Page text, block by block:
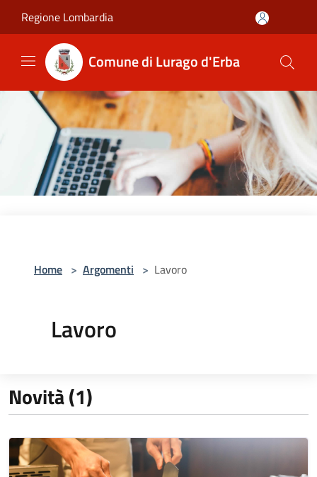
Regione Lombardia
Comune di Lurago d'Erba
Home > Argomenti > Lavoro
Lavoro
Novità (1)